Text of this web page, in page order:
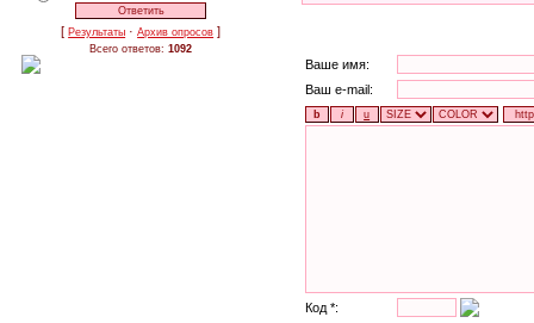
[Результаты ·Архив опросов ]
Всего ответов:1092
Ваше имя:
Ваш e-mail:
Код *: